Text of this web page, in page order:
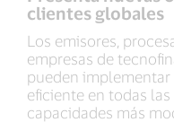
clientes globales
Los emisores,
empresas de
pueden implementar
eficiente en todas
capacidades más